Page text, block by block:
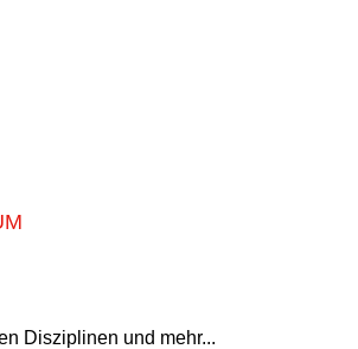
Disziplinen und mehr...